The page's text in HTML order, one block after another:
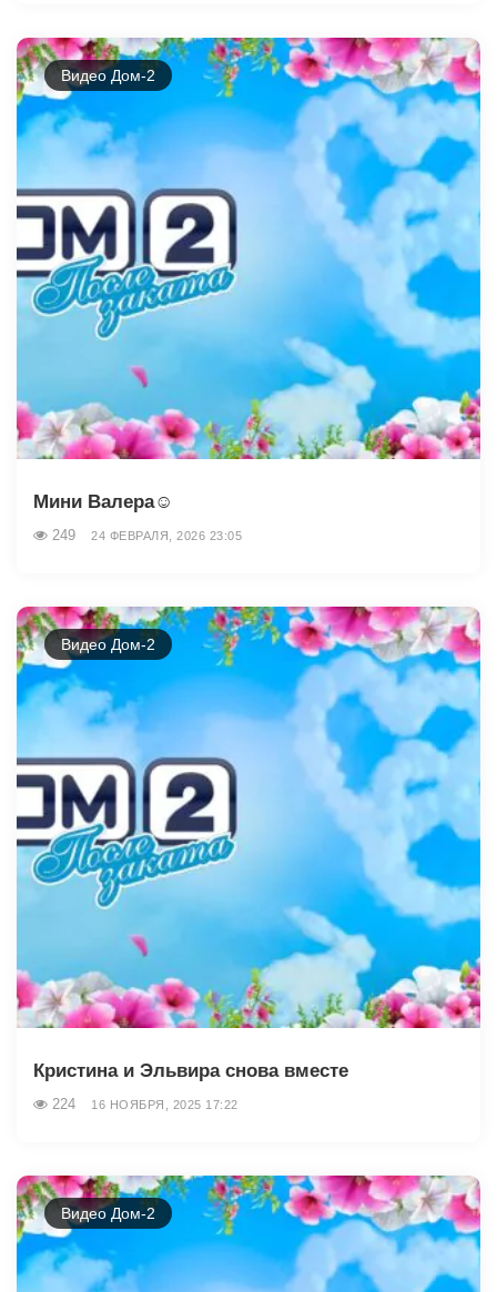
Видео Дом-2
Мини Валера☺️
249 24 ФЕВРАЛЯ, 2026 23:05
Видео Дом-2
Кристина и Эльвира снова вместе
224 16 НОЯБРЯ, 2025 17:22
Видео Дом-2